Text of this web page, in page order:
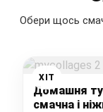
Обери щось
ХІТ
Домашня
смачна і